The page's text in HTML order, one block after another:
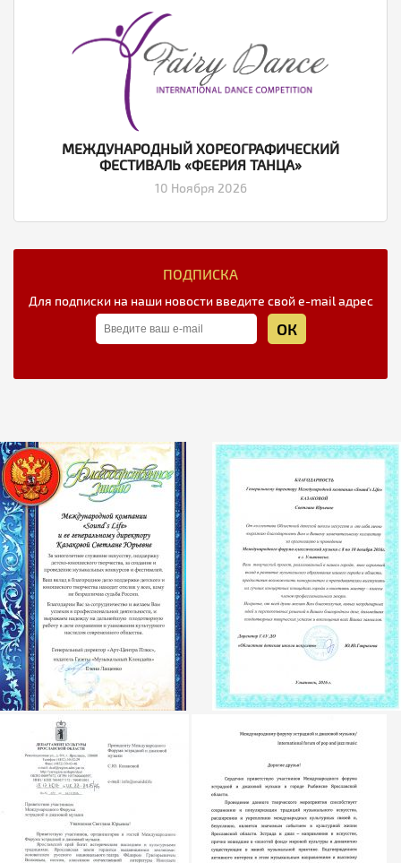
МЕЖДУНАРОДНЫЙ ХОРЕОГРАФИЧЕСКИЙ
ФЕСТИВАЛЬ «ФЕЕРИЯ ТАНЦА»
10 Ноября 2026
ПОДПИСКА
Для подписки на наши новости введите свой e-mail адрес